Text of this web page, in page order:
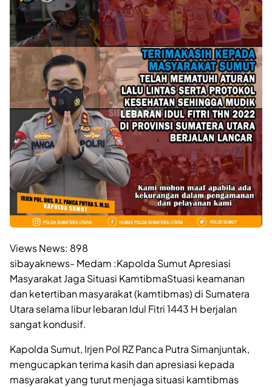
Views News: 898
sibayaknews- Medam :Kapolda Sumut Apresiasi
Masyarakat Jaga Situasi KamtibmaStuasi keamanan
dan ketertiban masyarakat (kamtibmas) di Sumatera
Utara selama libur lebaran Idul Fitri 1443 H berjalan
sangat kondusif.
Kapolda Sumut, Irjen Pol RZ Panca Putra Simanjuntak,
mengucapkan terima kasih dan apresiasi kepada
masyarakat yang turut menjaga situasi kamtibmas